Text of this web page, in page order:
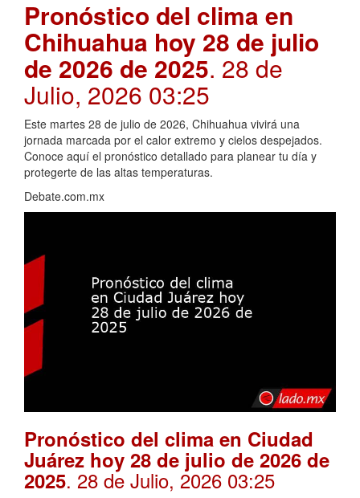
Pronóstico del clima en
Chihuahua hoy 28 de julio
de 2026 de 2025. 28 de
Julio, 2026 03:25
Este martes 28 de julio de 2026, Chihuahua vivirá una
jornada marcada por el calor extremo y cielos despejados.
Conoce aquí el pronóstico detallado para planear tu día y
protegerte de las altas temperaturas.
Debate.com.mx
Pronóstico del clima en Ciudad
Juárez hoy 28 de julio de 2026 de
2025. 28 de Julio, 2026 03:25